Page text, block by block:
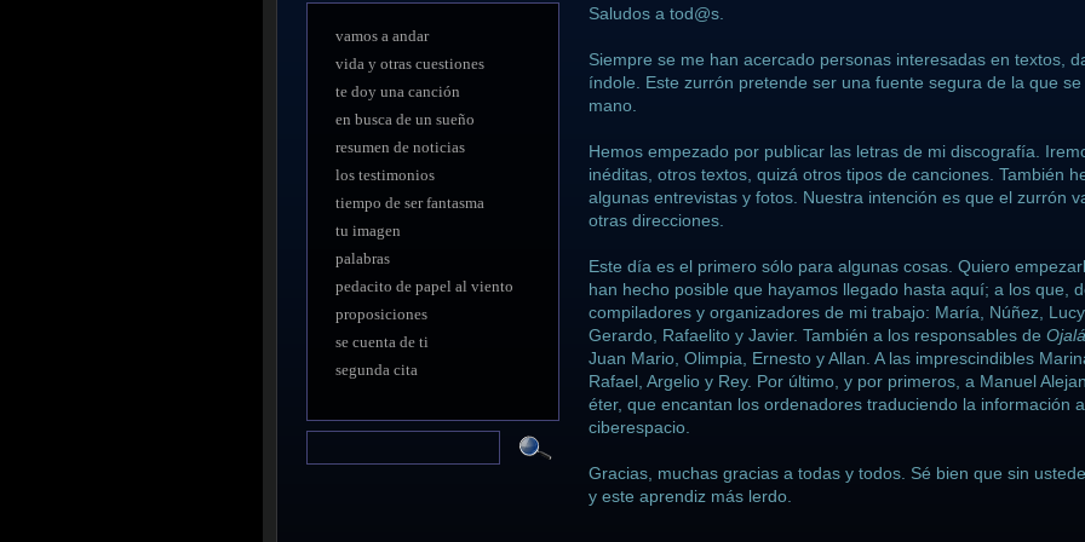
navigation
vamos a andar
vida y otras cuestiones
te doy una canción
en busca de un sueño
resumen de noticias
los testimonios
tiempo de ser fantasma
tu imagen
palabras
pedacito de papel al viento
proposiciones
se cuenta de ti
segunda cita
Saludos a tod@s.
Siempre se me han acercado personas interesadas en textos,
índole. Este zurrón pretende ser una fuente segura de la que
mano.
Hemos empezado por publicar las letras de mi discografía.
inéditas, otros textos, quizá otros tipos de canciones. También
algunas entrevistas y fotos. Nuestra intención es que el zurrón
otras direcciones.
Este día es el primero sólo para algunas cosas. Quiero
han hecho posible que hayamos llegado hasta aquí; a los que,
compiladores y organizadores de mi trabajo: María, Núñez,
Gerardo, Rafaelito y Javier. También a los responsables de
Juan Mario, Olimpia, Ernesto y Allan. A las imprescindibles
Rafael, Argelio y Rey. Por último, y por primeros, a Manuel
éter, que encantan los ordenadores traduciendo la información
ciberespacio.
Gracias, muchas gracias a todas y todos. Sé bien que sin
y este aprendiz más lerdo.